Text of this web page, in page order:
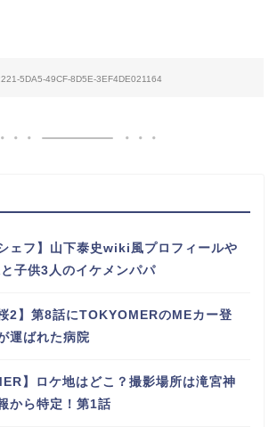
5DA5-49CF-8D5E-3EF4DE021164
ェフ】山下泰史wiki風プロフィールや
子供3人のイケメンパパ
2】第8話にTOKYOMERのMEカー登
運ばれた病院
】ロケ地はどこ？撮影場所は滝宮神
から特定！第1話